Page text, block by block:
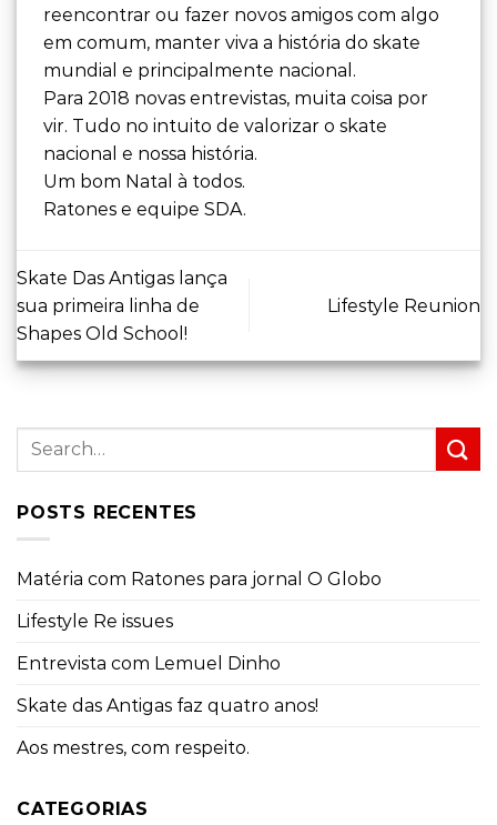
reencontrar ou fazer novos amigos com algo
em comum, manter viva a história do skate
mundial e principalmente nacional.
Para 2018 novas entrevistas, muita coisa por
vir. Tudo no intuito de valorizar o skate
nacional e nossa história.
Um bom Natal à todos.
Ratones e equipe SDA.
Skate Das Antigas lança
sua primeira linha de
Shapes Old School!
Lifestyle Reunion
POSTS RECENTES
Matéria com Ratones para jornal O Globo
Lifestyle Re issues
Entrevista com Lemuel Dinho
Skate das Antigas faz quatro anos!
Aos mestres, com respeito.
CATEGORIAS